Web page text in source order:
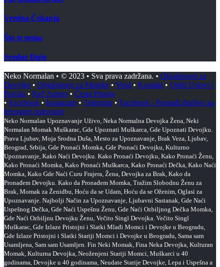
Vredna Čekanja
Što te nema
Srodne Duše
Neko Normalan • © 2023 • Sva prava zadržana. • Objašnjenje za
Devojke • Objašnjenje za Momke • Vesti • Kontakt • Opšti Uslovi i
Pravila • Reč Autora • Česta Pitanja
• Facebook • Instagram • Telegram • Facebook - Pronađi društvo za
letovanje putovanje
Neko Normalan Upoznavanje Uživo, Neka Normalna Devojka Žena, Neki
Normalan Momak Muškarac, Gde Upoznati Muškarca, Gde Upoznati Devojku.
Prava Ljubav, Moja Srodna Duša, Mesto za Upoznavanje, Brak Veza, Ljubav,
Beograd, Srbija, Gde Pronaći Momka, Gde Pronaći Devojku, Kulturno
Upoznavanje, Kako Naći Devojku. Kako Pronaći Devojku, Kako Pronaći Ženu,
Kako Pronaći Momka, Kako Pronaći Muškarca, Kako Pronaći Dečka, Kako Naći
Momka, Kako Gde Naći Curu Frajera, Žena, Devojka za Brak, Kako da
Pronađem Devojku. Kako da Pronađem Momka, Tražim Slobodnu Ženu za
Brak, Momak za Ženidbu, Hoću da se Udam, Hoću da se Oženim, Oglasi za
Upoznavanje. Najbolji Način za Upoznavanje, Ljubavni Sastanak, Gde Naći
Uspešnog Dečka, Gde Naći Uspešnu Ženu, Gde Naći Ozbiljnog Dečka Momka,
Gde Naći Ozbiljnu Devojku Ženu, Večito Singl Devojka. Večito Singl
Muškarac, Gde Izlaze Pristojni i Slatki Mlađi Momci i Devojke u Beogradu,
Gde Izlaze Pristojni i Slatki Stariji Momci i Devojke u Beogradu, Sama sam
Usamljena, Sam sam Usamljen. Fin Neki Momak, Fina Neka Devojka, Kulturan
Momak, Kulturna Devojka, Neoženjeni Stariji Momci, Muškarci u 40
godinama, Devojke u 40 godinama, Neudate Starije Devojke, Lepa i Uspešna a